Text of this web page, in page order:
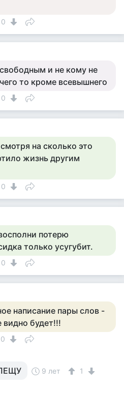
0
и не кому не
то кроме всевышнего
0
на сколько это
жизнь другим
0
потерю
только усугубит.
0
написание пары слов -
будет!!!
0
9 лет 1